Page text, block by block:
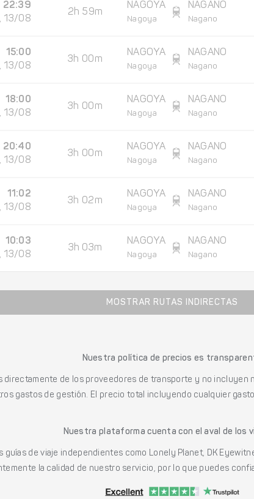
22:39
13/08
2h 59m
NAGOYA
Nagoya
NAGANO
Nagano
15:00
13/08
3h 00m
NAGOYA
Nagoya
NAGANO
Nagano
18:00
13/08
3h 00m
NAGOYA
Nagoya
NAGANO
Nagano
20:40
13/08
3h 00m
NAGOYA
Nagoya
NAGANO
Nagano
11:02
13/08
3h 02m
NAGOYA
Nagoya
NAGANO
Nagano
10:03
13/08
3h 03m
NAGOYA
Nagoya
NAGANO
Nagano
MOSTRAR RUTAS INDIRECTAS
Nuestra política de precios es
directamente de los proveedores de transporte y no
gastos de gestión. El precio total incluyendo cualquier
Nuestra plataforma cuenta con el aval de los
de viaje independientes como Lonely Planet, DK
la calidad de nuestro servicio, por lo que puedes